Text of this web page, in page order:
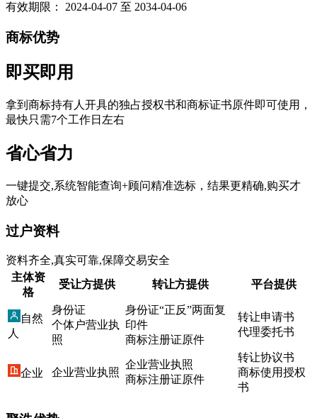
有效期限：
2024-04-07 至 2034-04-06
商标优势
即买即用
拿到商标持有人开具的独占授权书和商标证书原件即可使用，
最快只需7个工作日左右
省心省力
一键提交,系统智能查询+顾问精准选标，结果更精确,购买才
放心
过户资料
资料齐全,真实可靠,保障交易安全
主体资
格
受让方提供 转让方提供 平台提供
自然
人
身份证
个体户营业执
照
身份证“正反”两面复
印件
商标注册证原件
转让申请书
代理委托书
企业 企业营业执照
企业营业执照
商标注册证原件
转让协议书
商标使用授权
书